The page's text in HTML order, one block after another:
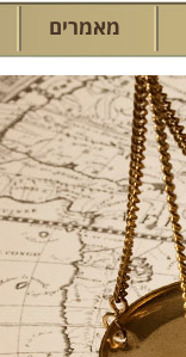
מאמרים